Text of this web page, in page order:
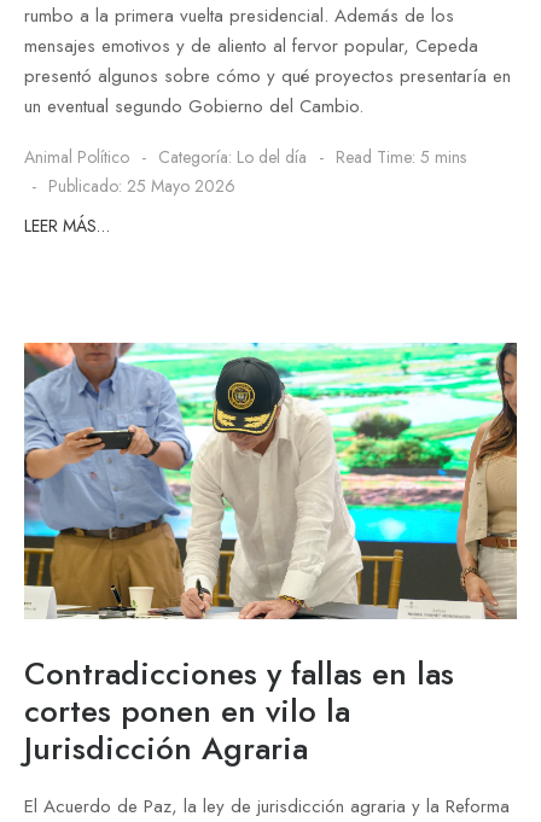
rumbo a la primera vuelta presidencial. Además de los
mensajes emotivos y de aliento al fervor popular, Cepeda
presentó algunos sobre cómo y qué proyectos presentaría en
un eventual segundo Gobierno del Cambio.
Animal Político Categoría: Lo del día
Read Time: 5 mins
Publicado: 25 Mayo 2026
LEER MÁS…
Contradicciones y fallas en las
cortes ponen en vilo la
Jurisdicción Agraria
El Acuerdo de Paz, la ley de jurisdicción agraria y la Reforma